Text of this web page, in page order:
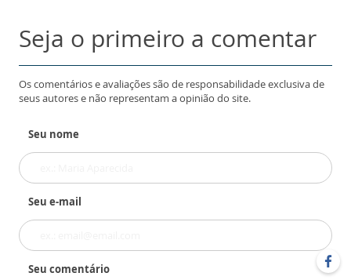
Seja o primeiro a comentar
Os comentários e avaliações são de responsabilidade exclusiva de
seus autores e não representam a opinião do site.
Seu nome
Seu e-mail
Seu comentário